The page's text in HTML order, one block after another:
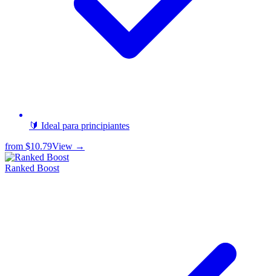
🔰 Ideal para principiantes
from $10.79View →
Ranked Boost